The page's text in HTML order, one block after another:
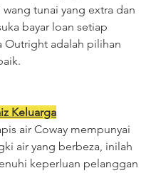
tunai yang extra dan
bayar loan setiap
Outright adalah pilihan
Keluarga
air Coway mempunyai
air yang berbeza, inilah
keperluan pelanggan